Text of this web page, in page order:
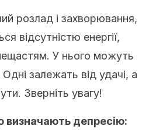
розлад і захворювання,
відсутністю енергії,
У нього можуть
Одні залежать від удачі, а
Зверніть увагу!
визначають депресію: